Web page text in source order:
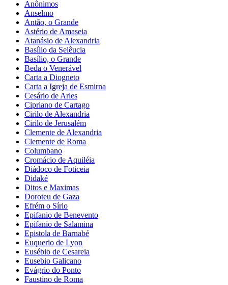
Anônimos
Anselmo
Antão, o Grande
Astério de Amaseia
Atanásio de Alexandria
Basílio da Selêucia
Basílio, o Grande
Beda o Venerável
Carta a Diogneto
Carta a Igreja de Esmirna
Cesário de Arles
Cipriano de Cartago
Cirilo de Alexandria
Cirilo de Jerusalém
Clemente de Alexandria
Clemente de Roma
Columbano
Cromácio de Aquiléia
Diádoco de Foticeia
Didaké
Ditos e Maximas
Doroteu de Gaza
Efrém o Sírio
Epifanio de Benevento
Epifanio de Salamina
Epistola de Barnabé
Euquerio de Lyon
Eusébio de Cesareia
Eusebio Galicano
Evágrio do Ponto
Faustino de Roma